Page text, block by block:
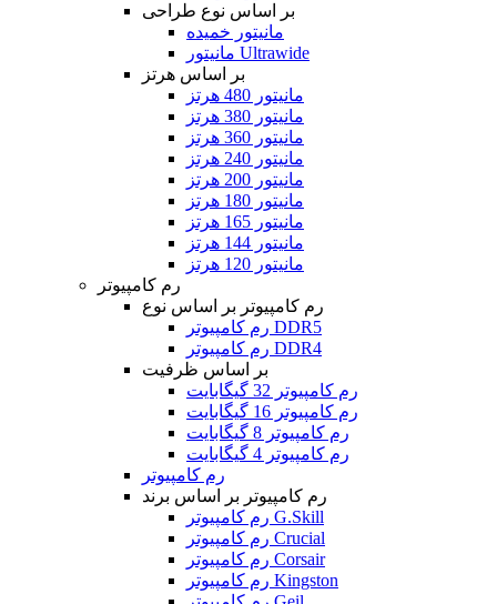
بر اساس نوع طراحی
مانیتور خمیده
مانیتور Ultrawide
بر اساس هرتز
مانیتور 480 هرتز
مانیتور 380 هرتز
مانیتور 360 هرتز
مانیتور 240 هرتز
مانیتور 200 هرتز
مانیتور 180 هرتز
مانیتور 165 هرتز
مانیتور 144 هرتز
مانیتور 120 هرتز
رم کامپیوتر
رم کامپیوتر بر اساس نوع
رم کامپیوتر DDR5
رم کامپیوتر DDR4
بر اساس ظرفیت
رم کامپیوتر 32 گیگابایت
رم کامپیوتر 16 گیگابایت
رم کامپیوتر 8 گیگابایت
رم کامپیوتر 4 گیگابایت
رم کامپیوتر
رم کامپیوتر بر اساس برند
رم کامپیوتر G.Skill
رم کامپیوتر Crucial
رم کامپیوتر Corsair
رم کامپیوتر Kingston